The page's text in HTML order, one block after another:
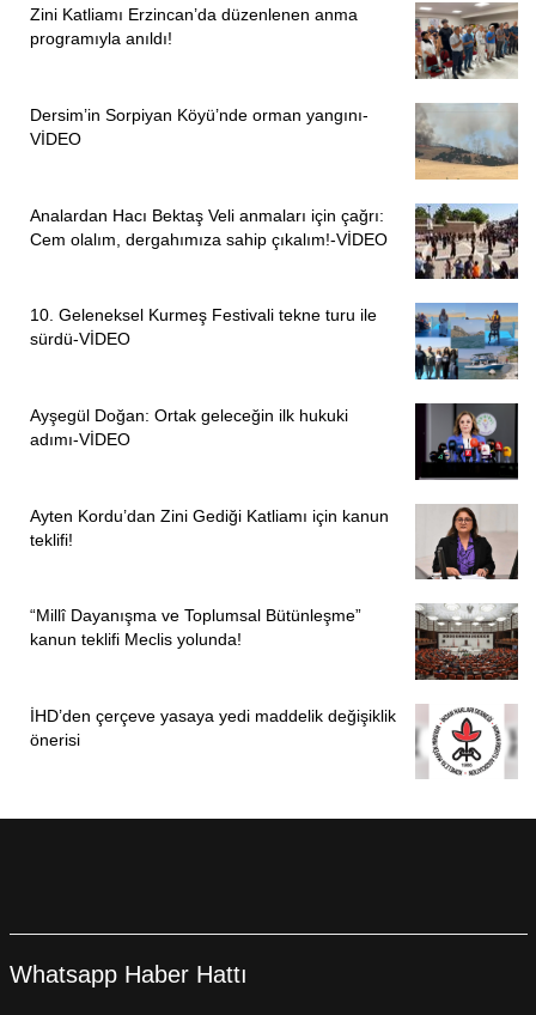
İttifakı. Bu ülkeyi güzelleştirmeye, bu iktidarı göndermeye
geliyor. Bu düzen ve bu iktidar savaştan, sömürüden,
haramdan, yalandan besleniyor. Savaş oyunlarını bozağız.
Savaşa karşı barışın en güçlü ittifakını kuracağız. Savaş
politikaları ile yoksul halkı daha da yoksullaştırıyorlar. Bu
ülkenin geleceğini gasp etmeye çalışıyorlar. Yaşasın barış
ittifakı. Seçimler ile birlikte hayatın her alanında
mücadeleyi büyüteceğiz. Yeni bir başlangıç demokrasi,
barış, emek ve özgürlük üzerine kurulacak. Eşit yurttaşlık
kazanacağız. Kimsenin şüphesi olmasın” ifadelerine yer
PİRHA/İSTANBUL
Zini Katliamı Erzincan’da düzenlenen anma
programıyla anıldı!
Dersim’in Sorpiyan Köyü’nde orman yangını-
VİDEO
Analardan Hacı Bektaş Veli anmaları için çağrı:
Cem olalım, dergahımıza sahip çıkalım!-VİDEO
10. Geleneksel Kurmeş Festivali tekne turu ile
sürdü-VİDEO
Ayşegül Doğan: Ortak geleceğin ilk hukuki
adımı-VİDEO
Ayten Kordu’dan Zini Gediği Katliamı için kanun
teklifi!
“Millî Dayanışma ve Toplumsal Bütünleşme”
kanun teklifi Meclis yolunda!
İHD’den çerçeve yasaya yedi maddelik değişiklik
önerisi
Whatsapp Haber Hattı